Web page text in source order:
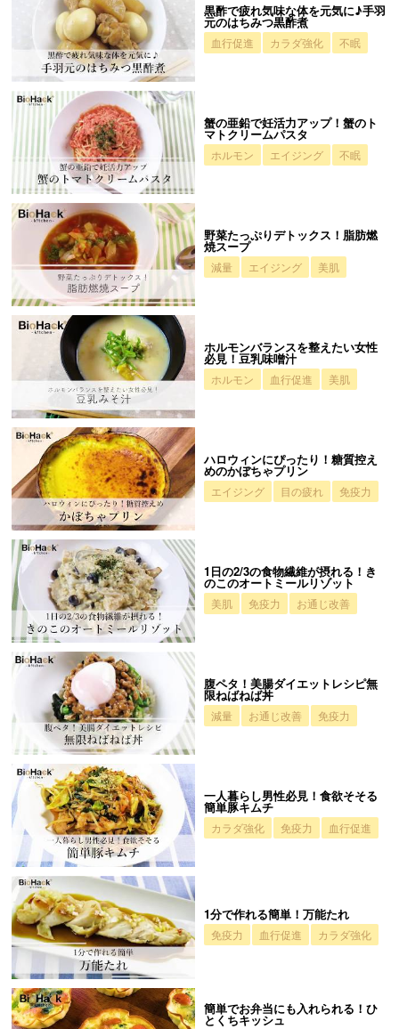
黒酢で疲れ気味な体を元気に♪手羽
元のはちみつ黒酢煮
血行促進 カラダ強化 不眠
蟹の亜鉛で妊活力アップ！蟹のト
マトクリームパスタ
ホルモン エイジング 不眠
野菜たっぷりデトックス！脂肪燃
焼スープ
減量 エイジング 美肌
ホルモンバランスを整えたい女性
必見！豆乳味噌汁
ホルモン 血行促進 美肌
ハロウィンにぴったり！糖質控え
めのかぼちゃプリン
エイジング 目の疲れ 免疫力
1日の2/3の食物繊維が摂れる！き
のこのオートミールリゾット
美肌 免疫力 お通じ改善
腹ペタ！美腸ダイエットレシピ無
限ねばねば丼
減量 お通じ改善 免疫力
一人暮らし男性必見！食欲そそる
簡単豚キムチ
カラダ強化 免疫力 血行促進
1分で作れる簡単！万能たれ
免疫力 血行促進 カラダ強化
簡単でお弁当にも入れられる！ひ
とくちキッシュ